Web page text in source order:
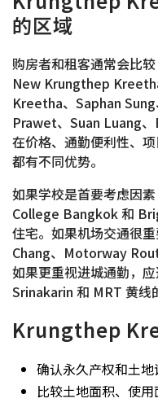
的区域
购房者和租客通常会比
New Krungthep
Kreetha、Saphan
Prawet、Suan Luang
在价格、通勤便利性、
都有不同优势。
如果学校是首要考虑因
College Bangkok 和
住宅。如果机场交通很
Chang、Motorway
如果更重视进城通勤，应
Srinakarin 和 MRT 黄线
Krungthep
确认永久产权和土地
比较土地面积、使用